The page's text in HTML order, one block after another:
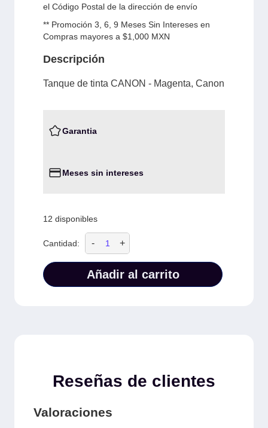
el Código Postal de la dirección de envío
** Promoción 3, 6, 9 Meses Sin Intereses en
Compras mayores a $1,000 MXN
Descripción
Tanque de tinta CANON - Magenta, Canon
Garantia
Meses sin intereses
12 disponibles
Cantidad: - +
Añadir al carrito
Reseñas de clientes
Valoraciones